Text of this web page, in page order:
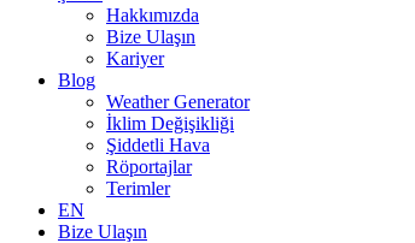
Hakkımızda
Bize Ulaşın
Kariyer
Blog
Weather Generator
İklim Değişikliği
Şiddetli Hava
Röportajlar
Terimler
EN
Bize Ulaşın